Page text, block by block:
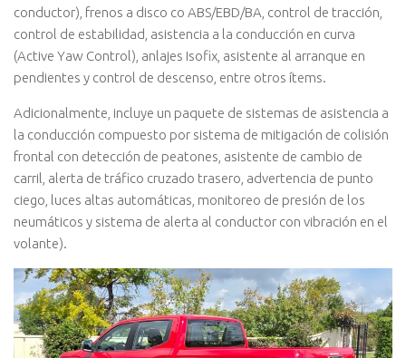
conductor), frenos a disco co ABS/EBD/BA, control de tracción,
control de estabilidad, asistencia a la conducción en curva
(Active Yaw Control), anlajes Isofix, asistente al arranque en
pendientes y control de descenso, entre otros ítems.
Adicionalmente, incluye un paquete de sistemas de asistencia a
la conducción compuesto por sistema de mitigación de colisión
frontal con detección de peatones, asistente de cambio de
carril, alerta de tráfico cruzado trasero, advertencia de punto
ciego, luces altas automáticas, monitoreo de presión de los
neumáticos y sistema de alerta al conductor con vibración en el
volante).